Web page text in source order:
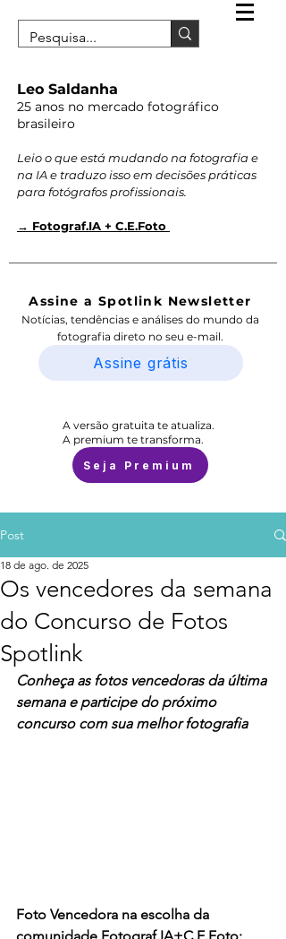
Leo Saldanha
25 anos no mercado fotográfico
brasileiro
Leio o que está mudando na fotografia e
na IA e traduzo isso em decisões práticas
para fotógrafos profissionais.
→ Fotograf.IA + C.E.Foto
Assine a Spotlink Newsletter
Notícias, tendências e análises do mundo da
fotografia direto no seu e-mail.
Assine grátis
A versão gratuita te atualiza.
A premium te transforma.
Seja Premium
Post
Os vencedores da semana
do Concurso de Fotos
Spotlink
18 de ago. de 2025
Conheça as fotos vencedoras da última
semana e participe do próximo
concurso com sua melhor fotografia
Foto Vencedora na escolha da